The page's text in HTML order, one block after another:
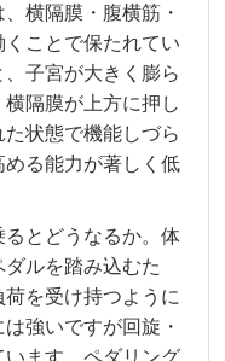
横隔膜・腹横筋・
ことで保たれてい
子宮が大きく膨ら
隔膜が上方に押し
た状態で機能しづら
める能力が著しく低
とどうなるか。体
ルを踏み込むた
を受け持つように
強いですが回旋・
ます。ペダリング